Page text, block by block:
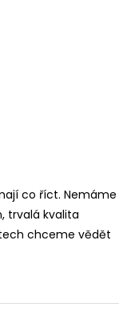
co říct. Nemáme
trvalá kvalita
chceme vědět